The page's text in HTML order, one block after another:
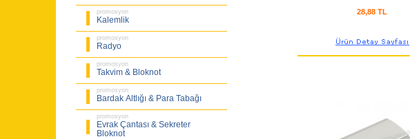
promosyon
Kalemlik
promosyon
Radyo
promosyon
Takvim & Bloknot
promosyon
Bardak Altlığı & Para Tabağı
promosyon
Evrak Çantası & Sekreter
Bloknot
28,88 TL